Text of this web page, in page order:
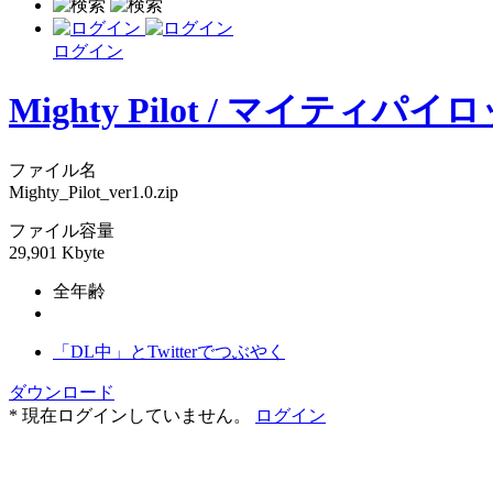
ログイン
Mighty Pilot / マイティパイロ
ファイル名
Mighty_Pilot_ver1.0.zip
ファイル容量
29,901 Kbyte
全年齢
「DL中」とTwitterでつぶやく
ダウンロード
* 現在ログインしていません。
ログイン